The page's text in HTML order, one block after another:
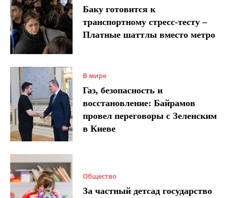
Баку готовится к
транспортному стресс-тесту –
Платные шаттлы вместо метро
В мире
Газ, безопасность и
восстановление: Байрамов
провел переговоры с Зеленским
в Киеве
Общество
За частный детсад государство